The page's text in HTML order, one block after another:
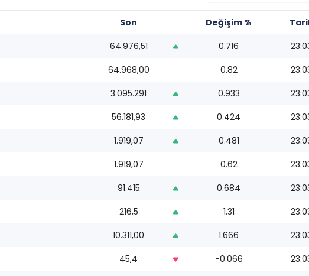
Son Değişim %
64.976,51 0.716
64.968,00 0.82
3.095.291 0.933
56.181,93 0.424
1.919,07 0.481
1.919,07 0.62
91.415 0.684
216,5 1.31
10.311,00 1.666
45,4 -0.066